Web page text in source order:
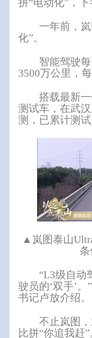
拼“电动化”，下
一年前，
化”。
智能驾驶
3500万公里，
搭载最新
测试车，在武
测，已累计测试
▲岚图泰山
“L3级自动
驶员的‘双手’。
书记卢放介绍。
不止岚图
比拼“你追我赶”